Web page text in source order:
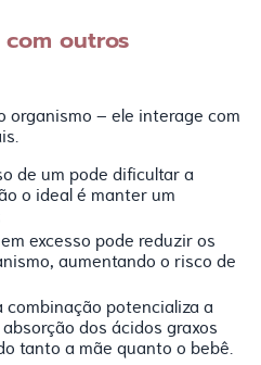
outros
organismo – ele interage com
de um pode dificultar a
o ideal é manter um
excesso pode reduzir os
aumentando o risco de
combinação potencializa a
dos ácidos graxos
tanto a mãe quanto o bebê.